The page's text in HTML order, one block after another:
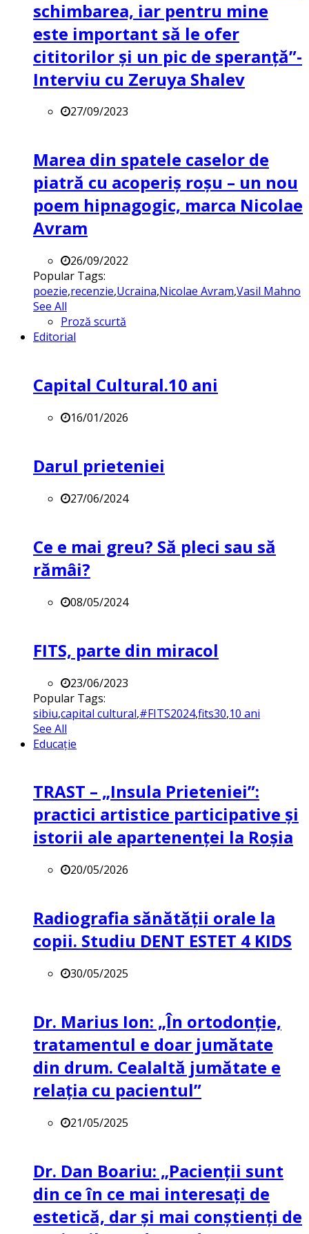
schimbarea, iar pentru mine
este important să le ofer
cititorilor și un pic de speranță”-
Interviu cu Zeruya Shalev
27/09/2023
Marea din spatele caselor de
piatră cu acoperiș roșu – un nou
poem hipnagogic, marca Nicolae
Avram
26/09/2022
Popular Tags:
poezie,recenzie,Ucraina,Nicolae Avram,Vasil Mahno
See All
Proză scurtă
Editorial
Capital Cultural.10 ani
16/01/2026
Darul prieteniei
27/06/2024
Ce e mai greu? Să pleci sau să
rămâi?
08/05/2024
FITS, parte din miracol
23/06/2023
Popular Tags:
sibiu,capital cultural,#FITS2024,fits30,10 ani
See All
Educație
TRAST – „Insula Prieteniei”:
practici artistice participative și
istorii ale apartenenței la Roșia
20/05/2026
Radiografia sănătății orale la
copii. Studiu DENT ESTET 4 KIDS
30/05/2025
Dr. Marius Ion: „În ortodonție,
tratamentul e doar jumătate
din drum. Cealaltă jumătate e
relația cu pacientul”
21/05/2025
Dr. Dan Boariu: „Pacienții sunt
din ce în ce mai interesați de
estetică, dar și mai conștienți de